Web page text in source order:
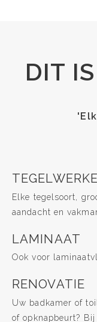
DIT
Elke tegelsoort,
aandacht en
LAMINAAT
Ook voor
RENOVATIE
Uw badkamer of
of opknapbeurt?